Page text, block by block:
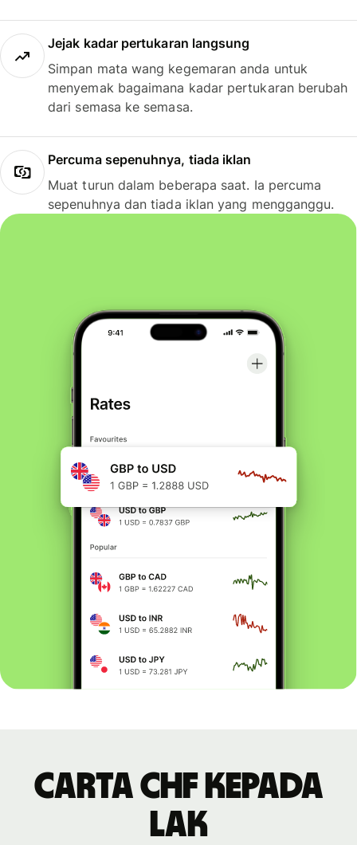
Jejak kadar pertukaran langsung
Simpan mata wang kegemaran anda untuk
menyemak bagaimana kadar pertukaran berubah
dari semasa ke semasa.
Percuma sepenuhnya, tiada iklan
Muat turun dalam beberapa saat. Ia percuma
sepenuhnya dan tiada iklan yang mengganggu.
Carta CHF kepada
LAK